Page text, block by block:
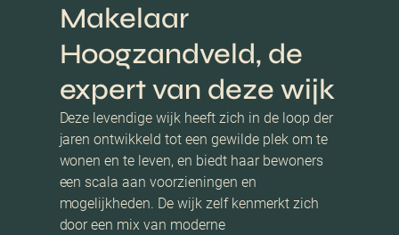
Makelaar
Hoogzandveld, de
expert van deze wijk
Deze levendige wijk heeft zich in de loop der
jaren ontwikkeld tot een gewilde plek om te
wonen en te leven, en biedt haar bewoners
een scala aan voorzieningen en
mogelijkheden. De wijk zelf kenmerkt zich
door een mix van moderne